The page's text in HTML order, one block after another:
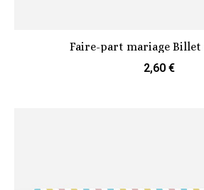
Faire-part mariage Billet
2,60 €